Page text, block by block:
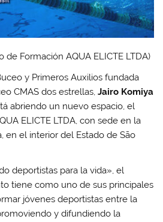
Formación AQUA ELICTE LTDA)
y Primeros Auxilios fundada
CMAS dos estrellas,Jairo Komiya
abriendo un nuevo espacio, el
ELICTE LTDA, con sede en la
en el interior del Estado de São
deportistas para la vida», el
tiene como uno de sus principales
jóvenes deportistas entre la
y difundiendo la